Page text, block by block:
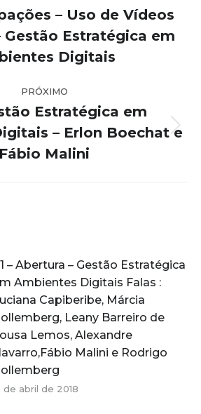
Post
anterior:
– Uso de Vídeos
Gestão Estratégica em
Digitais
PRÓXIMO
Próximo
post:
Estratégica em
– Erlon Boechat e
Fábio Malini
– Abertura – Gestão Estratégica
Ambientes Digitais Falas :
Capiberibe, Márcia
Leany Barreiro de
Lemos, Alexandre
Malini e Rodrigo
de abril de 2018